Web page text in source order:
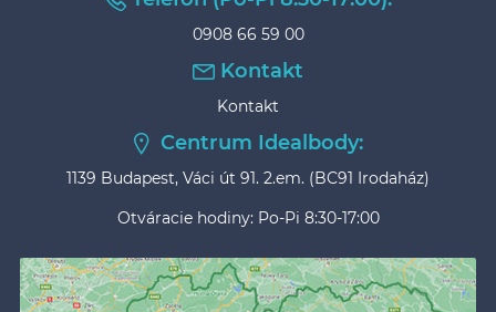
0908 66 59 00
Kontakt
Kontakt
Centrum Idealbody:
1139 Budapest, Váci út 91. 2.em. (BC91 Irodaház)
Otváracie hodiny: Po-Pi 8:30-17:00